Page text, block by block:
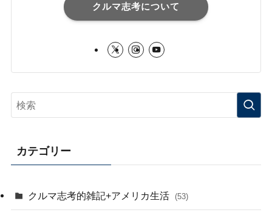
クルマ志考について
カテゴリー
クルマ志考的雑記+アメリカ生活 (53)